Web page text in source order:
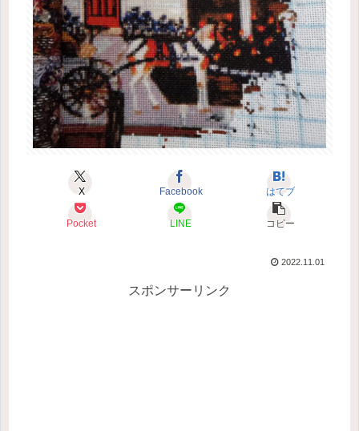
X Facebook はてブ
Pocket LINE コピー
2022.11.01
スポンサーリンク